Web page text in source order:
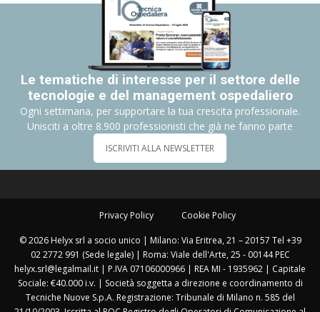
Le tematiche di interesse per il settore delle
tecnologie e del management ospedaliero
Ogni settimana, per supportare la tua crescita professionale.
Unisciti a oltre 8.900 professionisti che già ne fanno parte
ISCRIVITI ALLA NEWSLETTER
Privacy Policy Cookie Policy
© 2026 Helyx srl a socio unico | Milano: Via Eritrea, 21 – 20157 Tel +39
02 2772 991 (Sede legale) | Roma: Viale dell'Arte, 25 - 00144 PEC
helyx.srl@legalmail.it | P.IVA 07106000966 | REA MI - 1935962 | Capitale
Sociale: €40.000 i.v. | Società soggetta a direzione e coordinamento di
Tecniche Nuove S.p.A. Registrazione: Tribunale di Milano n. 585 del